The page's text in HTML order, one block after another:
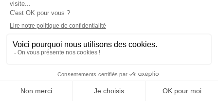
zac VENCE ECOPARC 9,rue des Platanes 38120 SAINT
EGREVE
Localiser la société
Déconnexion Mon compte